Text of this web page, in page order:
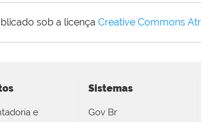
sob a licença Creative Commons
e
Sistemas
Gov Br